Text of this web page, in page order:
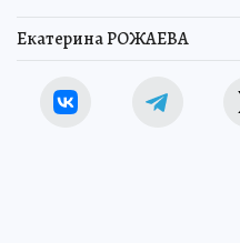
Екатерина РОЖАЕВА